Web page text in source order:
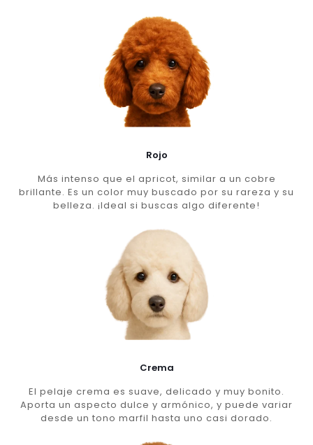
Rojo
Más intenso que el apricot, similar a un cobre
brillante. Es un color muy buscado por su rareza y su
belleza. ¡Ideal si buscas algo diferente!
Crema
El pelaje crema es suave, delicado y muy bonito.
Aporta un aspecto dulce y armónico, y puede variar
desde un tono marfil hasta uno casi dorado.